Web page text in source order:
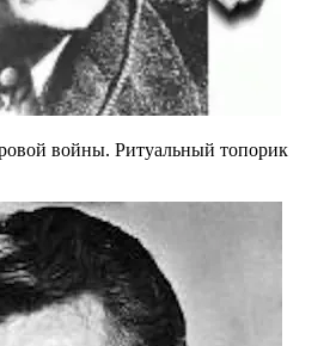
войны. Ритуальный топорик